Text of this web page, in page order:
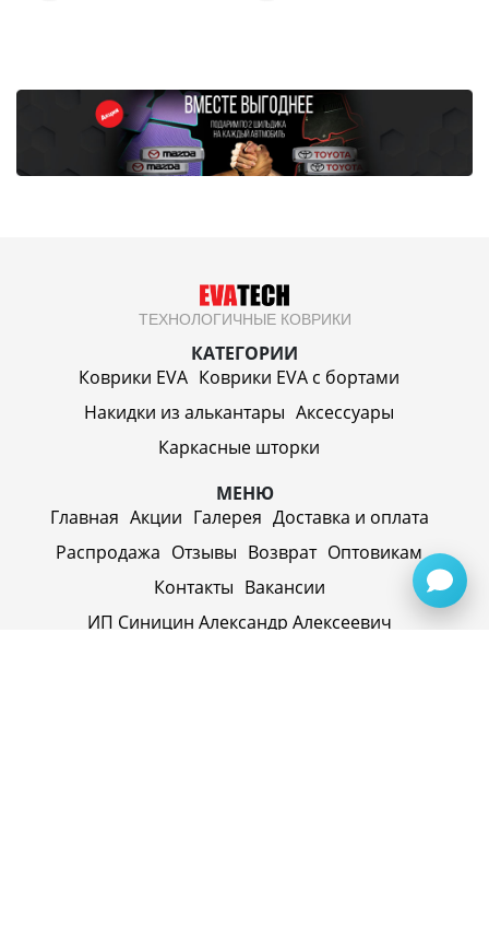
ТЕХНОЛОГИЧНЫЕ КОВРИКИ
КАТЕГОРИИ
Коврики EVA Коврики EVA c бортами
Накидки из алькантары Аксессуары
Каркасные шторки
МЕНЮ
Главная Акции Галерея Доставка и оплата
Распродажа Отзывы Возврат Оптовикам
Контакты Вакансии
ИП Синицин Александр Алексеевич